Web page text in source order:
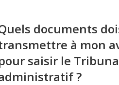
documents
à mon
saisir le
?